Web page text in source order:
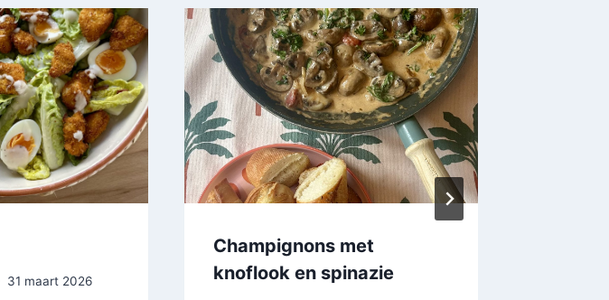
31 maart 2026
Champignons met
knoflook en spinazie